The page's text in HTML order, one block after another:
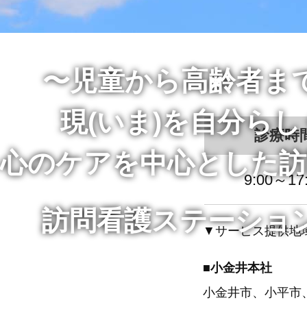
〜児童から高齢者ま
現(いま)を自分らし
心のケアを中心とした
訪問看護ステーショ
診療時
9:00～
▼サービス提供地
■小金井本社
小金井市、小平市